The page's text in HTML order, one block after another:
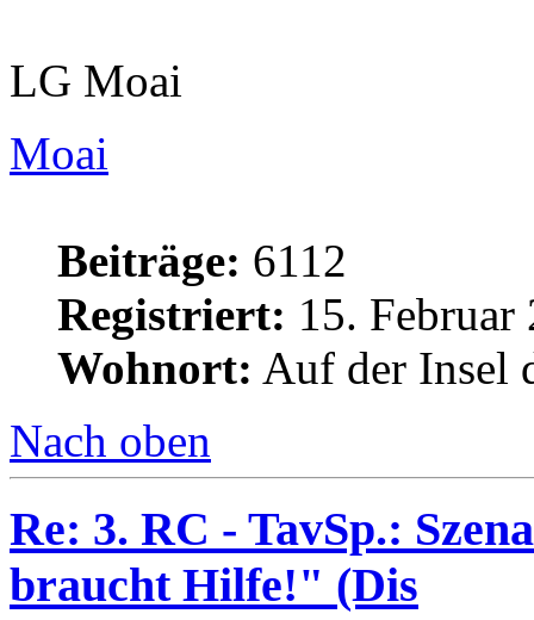
LG Moai
Moai
Beiträge: 6112
Registriert: 15.
Wohnort: Auf der Insel
Nach oben
Re: 3. RC - TavSp.:
braucht Hilfe!" (Dis